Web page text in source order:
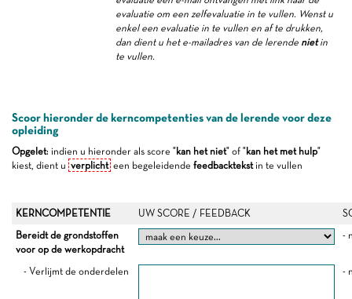
evaluatie om een zelfevaluatie in te vullen. Wenst u
enkel een evaluatie in te vullen en af te drukken,
dan dient u het e-mailadres van de lerende nietin
te vullen.
Scoor hieronder de kerncompetenties van de lerende voor deze
opleiding
Opgelet: indien u hieronder als score "kan het niet" of "kan het met hulp"
kiest, dient u verplicht een begeleidende feedbacktekstin te vullen
KERNCOMPETENTIE UW SCORE / FEEDBACK
Bereidt de grondstoffen
voor op de werkopdracht
-
- Verlijmt de onderdelen -